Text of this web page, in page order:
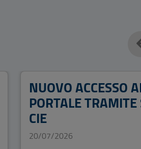
NUOVO ACCESSO
PORTALE
CIE
20/07/2026